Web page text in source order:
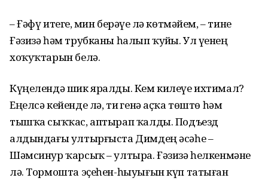
– Ғәфү итегеҙ, мин берәүҙе лә көтмәйем, – тине
Ғәзизә һәм трубканы һалып ҡуйҙы. Ул үҙенең
хоҡуҡтарын белә.
Күңелендә шик яралды. Кем килеүе ихтимал?
Еңелсә кейенде лә, тиҙ генә аҫҡа төштө һәм
тышҡа сыҡҡас, аптырап ҡалды. Подъезд
алдындағы ултырғыста Димдең әсәһе –
Шәмсинур ҡарсыҡ – ултыра. Ғәзизә һелкенмәне
лә. Тормошта эҫеһен-һыуығын күп татыған